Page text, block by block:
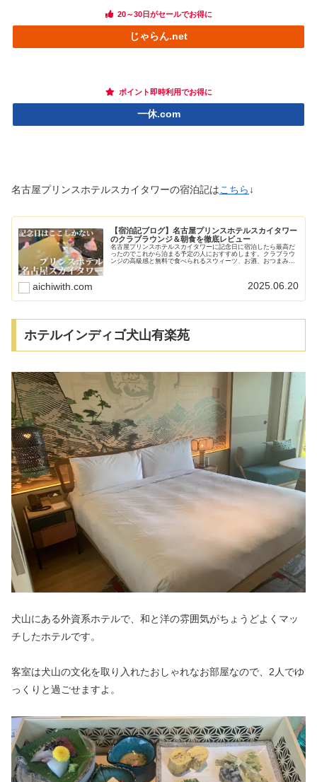
20～30日がセールでお得に
じゃらん.net
ポイント即時利用でお得に
一休.com
名古屋プリンスホテルスカイタワーの宿泊記はこちら ↓
【宿泊記ブログ】名古屋プリンスホテルスカイタワー
のクラブラウンジ＆朝食を徹底レビュー
名古屋プリンスホテルスカイタワーに記念日に宿泊したら最高だ
ったのでこれから泊まる予定の人におすすめします。クラブラウ
ンジの高級感と無料で食べられるスウィーツ、お酒、おつまみ。
aichiwith.com 2025.06.20
ホテルインディゴ犬山有楽苑
犬山にある外資系ホテルで、和と洋の雰囲気がちょうどよくマッ
チしたホテルです。
客室は犬山の文化を取り入れたおしゃれなお部屋なので、2人でゆ
っくりと過ごせますよ。